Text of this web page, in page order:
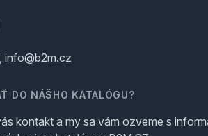
info@b2m.cz
DO NÁŠHO KATALÓGU?
kontakt a my sa vám ozveme s